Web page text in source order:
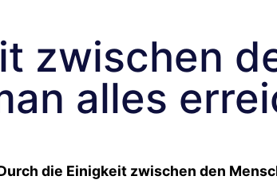
zwischen
alles
die Einigkeit zwischen den